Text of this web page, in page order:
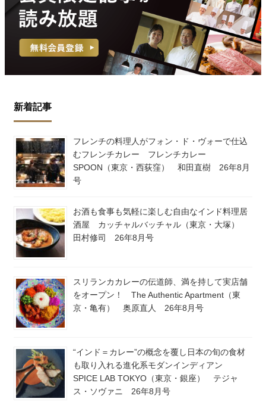
新着記事
フレンチの料理人がフォン・ド・ヴォーで仕込
むフレンチカレー フレンチカレー
SPOON（東京・西荻窪） 和田直樹 26年8月
号
お酒も食事も気軽に楽しむ自由なインド料理居
酒屋 カッチャルバッチャル（東京・大塚）
田村修司 26年8月号
スリランカカレーの伝道師、満を持して実店舗
をオープン！ The Authentic Apartment（東
京・亀有） 奥原直人 26年8月号
“インド＝カレー”の概念を覆し日本の旬の食材
も取り入れる進化系モダンインディアン
SPICE LAB TOKYO（東京・銀座） テジャ
ス・ソヴァニ 26年8月号